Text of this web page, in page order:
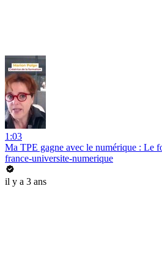
1:03
Ma TPE gagne avec le numérique : Le
france-universite-numerique
il y a 3 ans